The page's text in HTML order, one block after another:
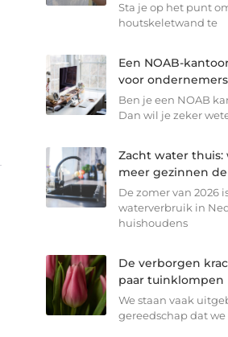
Sta je op het punt
houtskeletwand te
Een NOAB-
voor ondernemers
Ben je een NOAB
Dan wil je zeker
Zacht water thuis:
meer gezinnen
De zomer van 2026
waterverbruik in
huishoudens
De verborgen
paar tuinklompen
We staan vaak
gereedschap dat